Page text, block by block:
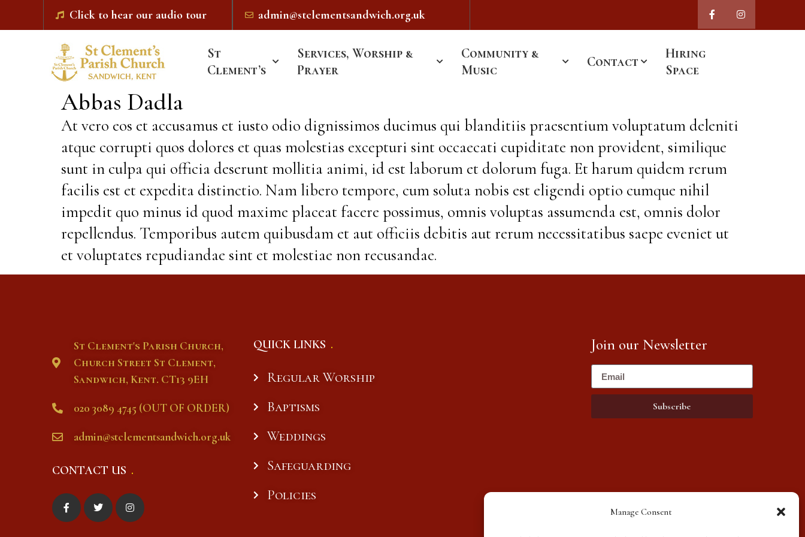
Manage Consent
Click to hear our audio tour admin@stclementsandwich.org.uk
St
Clement’s
Services, Worship &
Prayer
Community &
Music
Contact
Hiring
Space
Abbas Dadla
At vero eos et accusamus et iusto odio dignissimos ducimus qui blanditiis praesentium voluptatum deleniti
atque corrupti quos dolores et quas molestias excepturi sint occaecati cupiditate non provident, similique
sunt in culpa qui officia deserunt mollitia animi, id est laborum et dolorum fuga. Et harum quidem rerum
facilis est et expedita distinctio. Nam libero tempore, cum soluta nobis est eligendi optio cumque nihil
impedit quo minus id quod maxime placeat facere possimus, omnis voluptas assumenda est, omnis dolor
repellendus. Temporibus autem quibusdam et aut officiis debitis aut rerum necessitatibus saepe eveniet ut
et voluptates repudiandae sint et molestiae non recusandae.
St Clement's Parish Church,
Church Street St Clement,
Sandwich, Kent. CT13 9EH
020 3089 4745 (OUT OF ORDER)
admin@stclementsandwich.org.uk
CONTACT US
QUICK LINKS
Regular Worship
Baptisms
Weddings
Safeguarding
Policies
Join our Newsletter
Subscribe